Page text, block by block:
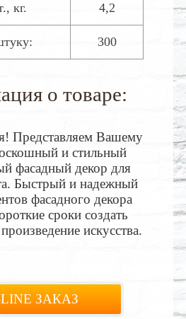
кг. 4,2
300
о товаре:
Представляем Вашему
и стильный
фасадный декор для
Быстрый и надежный
фасадного декора
сроки создать
искусства.
ЗАКАЗ